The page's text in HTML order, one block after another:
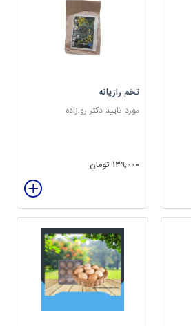
تخم رازیانه
مورد تایید دکتر روازاده
139,000 تومان